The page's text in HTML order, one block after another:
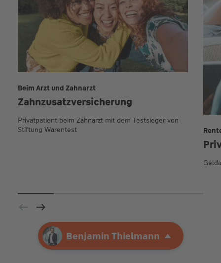
Ihre AgenturBenjamin Thielmann
Benjamin Thielmann
Zahnzusatz­versicherung
Beim Arzt und Zahnarzt
Privatpatient beim Zahnarzt mit dem Testsieger von
Stiftung Warentest